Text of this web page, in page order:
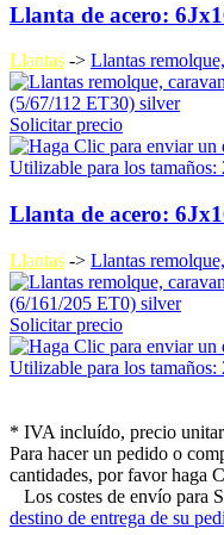
Llanta de acero:
Llantas -> Llantas
Solicitar precio
Utilizable para los
Llanta de acero:
Llantas -> Llantas
Solicitar precio
Utilizable para los
* IVA incluído, precio
Para hacer un pedido o
cantidades, por favor haga
Los costes de envío para
destino de entrega de su